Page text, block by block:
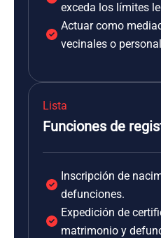
exceda los límites
Actuar como
vecinales o
Lista
Funciones de
Inscripción de
defunciones.
Expedición de
matrimonio y